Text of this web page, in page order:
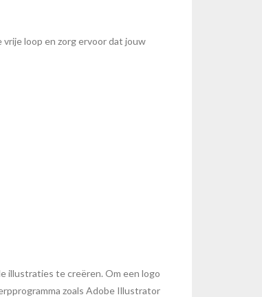
loop en zorg ervoor dat jouw
illustraties te creëren. Om een logo
zoals Adobe Illustrator